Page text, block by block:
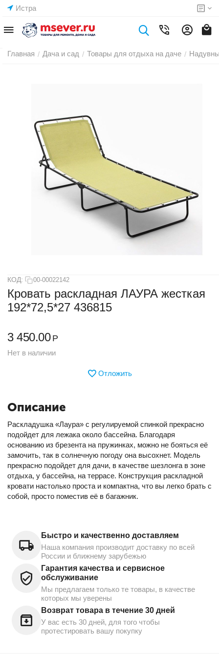
Истра
Главная / Дача и сад / Товары для отдыха на даче /
КОД: 00-00022142
Кровать раскладная ЛАУРА жесткая
192*72,5*27 436815
3 450.00 Р
Нет в наличии
Отложить
Описание
Раскладушка «Лаура» с регулируемой спинкой прекрасно
подойдет для лежака около бассейна. Благодаря
основанию из брезента на пружинках, можно не бояться её
замочить, так в солнечную погоду она высохнет. Модель
прекрасно подойдет для дачи, в качестве шезлонга в зоне
отдыха, у бассейна, на террасе. Конструкция раскладной
кровати настолько проста и компактна, что вы легко брать с
собой, просто поместив её в багажник.
Быстро и качественно доставляем
Наша компания производит доставку по всей
России и ближнему зарубежью
Гарантия качества и сервисное
обслуживание
Мы предлагаем только те товары, в качестве
которых мы уверены
Возврат товара в течение 30 дней
У вас есть 30 дней, для того чтобы
протестировать вашу покупку